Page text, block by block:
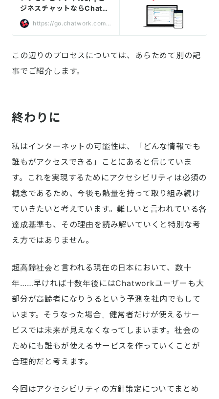
ジネスチャットならChatw
ork
https://go.chatwork.com/j
a/accessibility/
この辺りのプロセスについては、あらためて別の記
事でご紹介します。
終わりに
私はインターネットの可能性は、「どんな情報でも
誰もがアクセスできる」ことにあると信じていま
す。これを実現するためにアクセシビリティは必須の
概念であるため、今後も熱量を持って取り組み続け
ていきたいと考えています。難しいと言われている各
達成基準も、その理由を読み解いていくと特別な考
え方ではありません。
超高齢社会と言われる現在の日本において、数十
年……早ければ十数年後にはChatworkユーザーも大
部分が高齢者になりうるという予測を社内でもして
います。そうなった場合、健常者だけが使えるサー
ビスでは未来が見えなくなってしまいます。社会の
ためにも誰もが使えるサービスを作っていくことが
合理的だと考えます。
今回はアクセシビリティの方針策定についてまとめ